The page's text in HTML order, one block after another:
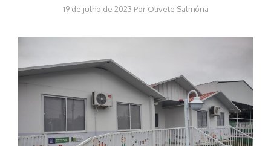
19 de julho de 2023 Por Olivete Salmória